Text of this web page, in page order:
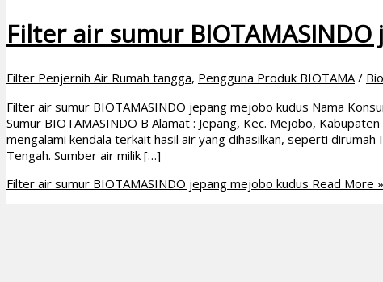
Filter air sumur
Filter Penjernih Air Rumah tangga, Pengguna Produk BIOTAMA/
Filter air sumur BIOTAMASINDO jepang mejobo kudus Nama
Sumur BIOTAMASINDO B Alamat : Jepang, Kec. Mejobo,
mengalami kendala terkait hasil air yang dihasilkan, seperti
Tengah. Sumber air milik […]
Filter air sumur BIOTAMASINDO jepang mejobo kudus Read More »